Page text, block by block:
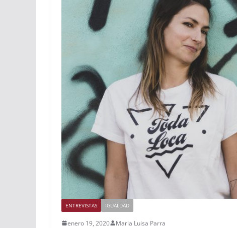
ENTREVISTAS IGUALDAD
enero 19, 2020 Maria Luisa Parra